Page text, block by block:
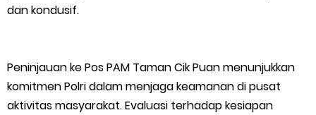
dan kondusif.
Peninjauan ke Pos PAM Taman Cik Puan menunjukkan
komitmen Polri dalam menjaga keamanan di pusat
aktivitas masyarakat. Evaluasi terhadap kesiapan